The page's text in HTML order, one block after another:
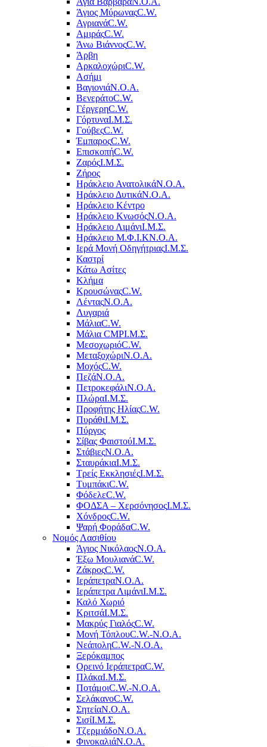
Άγιος ΜύρωναςC.W.
ΑγριανάC.W.
ΑμιράςC.W.
Άνω ΒιάννοςC.W.
Άρβη
ΑρκαλοχώριC.W.
Ασήμι
ΒαγιονιάΝ.Ο.Α.
ΒενεράτοC.W.
ΓέργερηC.W.
ΓόρτυναΙ.Μ.Σ.
ΓούβεςC.W.
ΈμπαροςC.W.
ΕπισκοπήC.W.
ΖαρόςΙ.Μ.Σ.
Ζήρος
Ηράκλειο ΑνατολικάΝ.Ο.Α.
Ηράκλειο ΔυτικάΝ.Ο.Α.
Ηράκλειο Κέντρο
Ηράκλειο ΚνωσόςΝ.Ο.Α.
Ηράκλειο ΛιμάνιΙ.Μ.Σ.
Ηράκλειο Μ.Φ.Ι.ΚΝ.Ο.Α.
Ιερά Μονή ΟδηγήτριαςΙ.Μ.Σ.
Καστρί
Κάτω Ασίτες
Κλήμα
ΚρουσώναςC.W.
ΛένταςΝ.Ο.Α.
Λυγαριά
ΜάλιαC.W.
Μάλια CMPΙ.Μ.Σ.
ΜεσοχωριόC.W.
ΜεταξοχώριΝ.Ο.Α.
ΜοχόςC.W.
ΠεζάΝ.Ο.Α.
ΠετροκεφάλιΝ.Ο.Α.
ΠλώραΙ.Μ.Σ.
Προφήτης ΗλίαςC.W.
ΠυράθιΙ.Μ.Σ.
Πύργος
Σίβας ΦαιστούΙ.Μ.Σ.
ΣτάβιεςΝ.Ο.Α.
ΣταυράκιαΙ.Μ.Σ.
Τρείς ΕκκλησιέςΙ.Μ.Σ.
ΤυμπάκιC.W.
ΦόδελεC.W.
ΦΟΔΣΑ – ΧερσόνησοςΙ.Μ.Σ.
ΧόνδροςC.W.
Ψαρή ΦοράδαC.W.
Νομός Λασιθίου
Άγιος ΝικόλαοςΝ.Ο.Α.
Έξω ΜουλιανάC.W.
ΖάκροςC.W.
ΙεράπετραΝ.Ο.Α.
Ιεράπετρα ΛιμάνιΙ.Μ.Σ.
Καλό Χωριό
ΚριτσάΙ.Μ.Σ.
Μακρύς ΓιαλόςC.W.
Μονή ΤόπλουC.W.-Ν.Ο.Α.
ΝεάποληC.W.-Ν.Ο.Α.
Ξερόκαμπος
Ορεινό ΙεράπετραC.W.
ΠλάκαΙ.Μ.Σ.
ΠοτάμοιC.W.-Ν.Ο.Α.
ΣελάκανοC.W.
ΣητείαΝ.Ο.Α.
ΣισίΙ.Μ.Σ.
ΤζερμιάδοΝ.Ο.Α.
ΦινοκαλιάΝ.Ο.Α.